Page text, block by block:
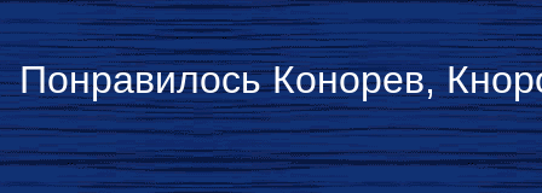
Понравилось Конорев,